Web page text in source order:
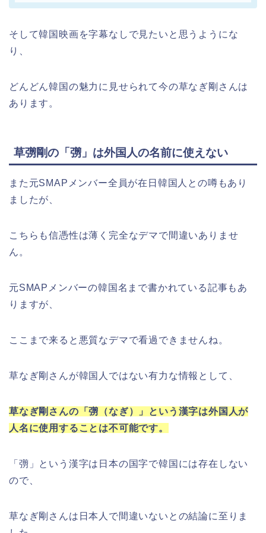
そして韓国映画を字幕なしで見たいと思うようにな
り、
どんどん韓国の魅力に見せられて今の草なぎ剛さんは
あります。
草彅剛の「彅」は外国人の名前に使えない
また元SMAPメンバー全員が在日韓国人との噂もあり
ましたが、
こちらも信憑性は薄く完全なデマで間違いありませ
ん。
元SMAPメンバーの韓国名まで書かれている記事もあ
りますが、
ここまで来ると悪質なデマで看過できませんね。
草なぎ剛さんが韓国人ではない有力な情報として、
草なぎ剛さんの「彅（なぎ）」という漢字は外国人が
人名に使用することは不可能です。
「彅」という漢字は日本の国字で韓国には存在しない
ので、
草なぎ剛さんは日本人で間違いないとの結論に至りま